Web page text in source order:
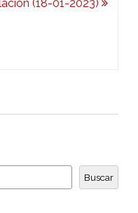
(18-01-2023)
Buscar